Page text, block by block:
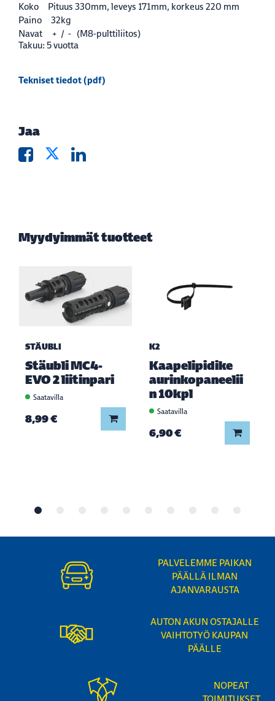
Koko Pituus 330mm, leveys 171mm, korkeus 220 mm
Paino 32kg
Navat + / - (M8-pulttiliitos)
Takuu: 5 vuotta
Tekniset tiedot (pdf)
Jaa
Myydyimmät tuotteet
STÄUBLI
Stäubli MC4-
EVO 2 liitinpari
Saatavilla
8,99 € Lisää koriin
K2
Kaapelipidike
aurinkopaneelii
n 10kpl
Saatavilla
6,90 € Lisää
PALVELEMME PAIKAN
PÄÄLLÄ ILMAN
AJANVARAUSTA
AUTON AKUN OSTAJALLE
VAIHTOTYÖ KAUPAN
PÄÄLLE
NOPEAT
TOIMITUKSET